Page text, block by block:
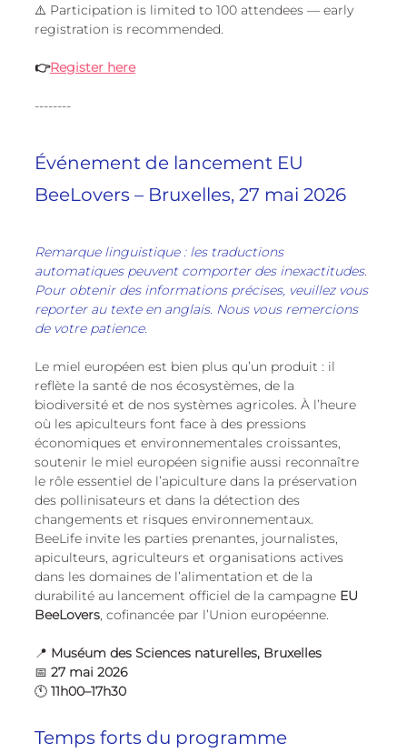
⚠️ Participation is limited to 100 attendees — early
registration is recommended.
👉Register here
--------
Événement de lancement EU
BeeLovers – Bruxelles, 27 mai 2026
Remarque linguistique : les traductions
automatiques peuvent comporter des inexactitudes.
Pour obtenir des informations précises, veuillez vous
reporter au texte en anglais. Nous vous remercions
de votre patience.
Le miel européen est bien plus qu’un produit : il
reflète la santé de nos écosystèmes, de la
biodiversité et de nos systèmes agricoles. À l’heure
où les apiculteurs font face à des pressions
économiques et environnementales croissantes,
soutenir le miel européen signifie aussi reconnaître
le rôle essentiel de l’apiculture dans la préservation
des pollinisateurs et dans la détection des
changements et risques environnementaux.
BeeLife invite les parties prenantes, journalistes,
apiculteurs, agriculteurs et organisations actives
dans les domaines de l’alimentation et de la
durabilité au lancement officiel de la campagne EU
BeeLovers , cofinancée par l’Union européenne.
📍 Muséum des Sciences naturelles, Bruxelles
📅 27 mai 2026
🕚 11h00–17h30
Temps forts du programme